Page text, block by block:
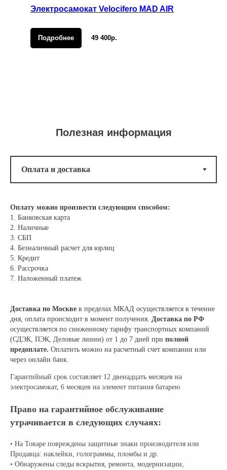
Электросамокат Velocifero MAD AIR
Подробнее 49 400р.
Полезная информация
Оплату можно произвести следующим способом:
1. Банковская карта
2. Наличные
3. СБП
4. Безналичный расчет для юрлиц
5. Кредит
6. Рассрочка
7. Наложенный платеж
Доставка по Москве в пределах МКАД осуществляется в течение
дня, оплата происходит в момент получения. Доставка по РФ
осуществляется по сниженному тарифу транспортных компаний
(СДЭК, ПЭК, Деловые линии) от 1 до 7 дней при полной
предоплате. Оплатить можно на расчетный счет компании или
через онлайн банк.
Гарантийный срок составляет 12 двенадцать месяцев на
электросамокат, 6 месяцев на элемент питания батарею
Право на гарантийное обслуживание
утрачивается в следующих случаях:
• На Товаре повреждены защитные знаки производителя или
Продавца: наклейки, голограммы, пломбы и др.
• Обнаружены следы вскрытия, ремонта, модернизации,